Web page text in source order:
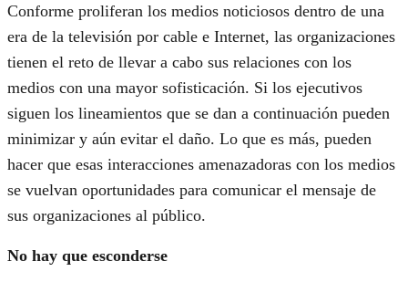
Conforme proliferan los medios noticiosos dentro de una
era de la televisión por cable e Internet, las organizaciones
tienen el reto de llevar a cabo sus relaciones con los
medios con una mayor sofisticación. Si los ejecutivos
siguen los lineamientos que se dan a continuación pueden
minimizar y aún evitar el daño. Lo que es más, pueden
hacer que esas interacciones amenazadoras con los medios
se vuelvan oportunidades para comunicar el mensaje de
sus organizaciones al público.
No hay que esconderse